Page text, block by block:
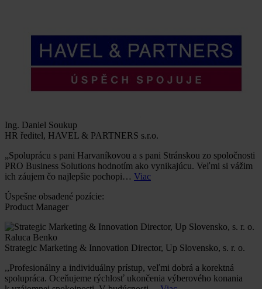
Ing. Daniel Soukup
HR ředitel, HAVEL & PARTNERS s.r.o.
„Spoluprácu s pani Harvaníkovou a s pani Stránskou zo spoločnosti
PRO Business Solutions hodnotím ako vynikajúcu. Veľmi si vážim
ich záujem čo najlepšie pochopi… Viac
Úspešne obsadené pozície:
Product Manager
Raluca Benko
Strategic Marketing & Innovation Director, Up Slovensko, s. r. o.
,,Profesionálny a individuálny prístup, veľmi dobrá a korektná
spolupráca. Oceňujeme rýchlosť ukončenia výberového konania